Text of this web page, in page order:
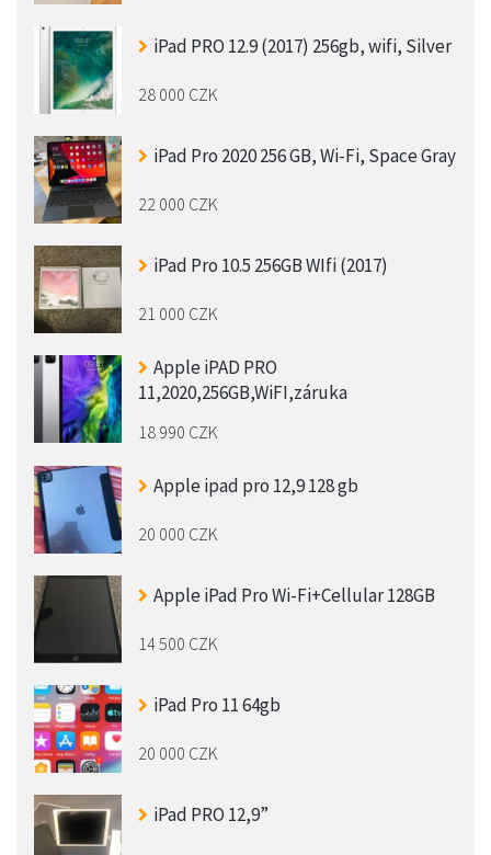
iPad PRO 12.9 (2017) 256gb, wifi, Silver
28 000 CZK
iPad Pro 2020 256 GB, Wi-Fi, Space Gray
22 000 CZK
iPad Pro 10.5 256GB WIfi (2017)
21 000 CZK
Apple iPAD PRO
11,2020,256GB,WiFI,záruka
18 990 CZK
Apple ipad pro 12,9 128 gb
20 000 CZK
Apple iPad Pro Wi-Fi+Cellular 128GB
14 500 CZK
iPad Pro 11 64gb
20 000 CZK
iPad PRO 12,9”